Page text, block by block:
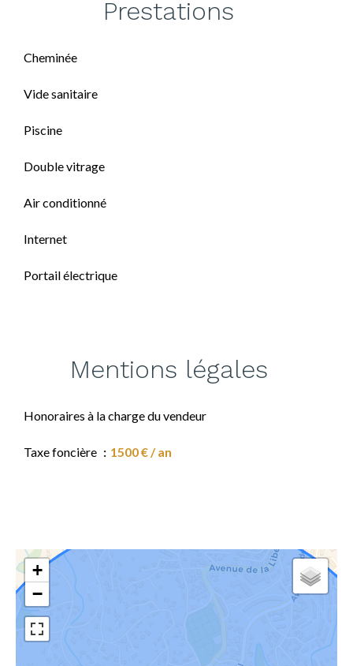
Prestations
Cheminée
Vide sanitaire
Piscine
Double vitrage
Air conditionné
Internet
Portail électrique
Mentions légales
Honoraires à la charge du vendeur
Taxe foncière 1500 € / an
+
−